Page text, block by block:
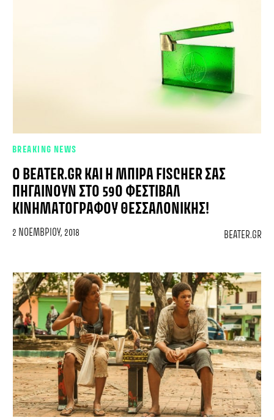
BREAKING NEWS
Ο BEATER.GR ΚΑΙ Η ΜΠΊΡΑ FISCHER ΣΑΣ
ΠΗΓΑΊΝΟΥΝ ΣΤΟ 59Ο ΦΕΣΤΙΒΆΛ
ΚΙΝΗΜΑΤΟΓΡΆΦΟΥ ΘΕΣΣΑΛΟΝΊΚΗΣ!
2 ΝΟΕΜΒΡΊΟΥ, 2018 BEATER.GR